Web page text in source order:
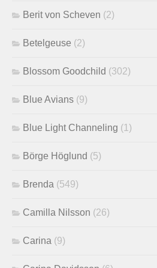
Berit von Scheven (2)
Betelgeuse (2)
Blossom Goodchild (302)
Blue Avians (9)
Blue Light Channeling (1)
Börge Höglund (5)
Brenda (549)
Camilla Nilsson (26)
Carina (9)